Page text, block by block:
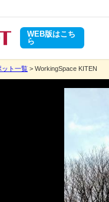
WEB版はこち
ら
ット一覧 > WorkingSpace KITEN